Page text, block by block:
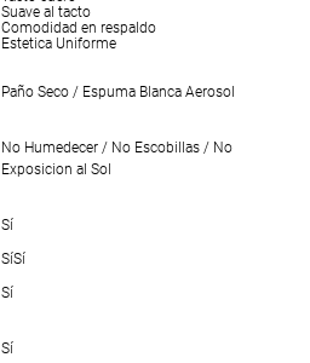
Suave al tacto
Comodidad en respaldo
Estetica Uniforme
Paño Seco / Espuma Blanca Aerosol
No Humedecer / No Escobillas / No
Exposicion al Sol
Sí
SíSí
Sí
Sí